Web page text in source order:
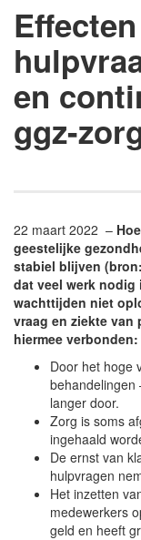
en
ggz-
22 maart 2022 –
geestelijke
stabiel blijven
dat veel werk nodig
wachttijden niet
vraag en ziekte van
hiermee verbonden:
Door het hoge
behandelingen
langer door.
Zorg is soms
ingehaald
De ernst van
hulpvragen
Het inzetten
medewerkers
geld en heeft